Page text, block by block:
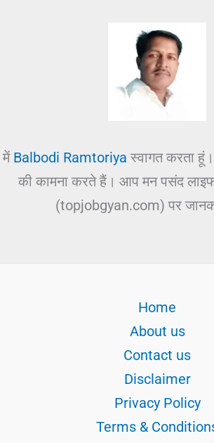
में Balbodi Ramtoriya स्वागत करता
की कामना करते हैं। आप मन पसंद
(topjobgyan.com) पर
Home
About us
Contact us
Disclaimer
Privacy Policy
Terms &